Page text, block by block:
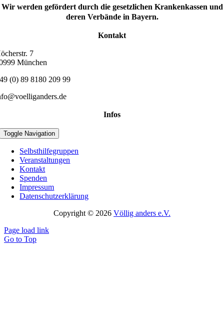
Wir werden gefördert durch die gesetzlichen Krankenkassen und
deren Verbände in Bayern.
Kontakt
7
München
(0) 89 8180 209 99
Infos
Toggle Navigation
Selbsthilfegruppen
Veranstaltungen
Kontakt
Spenden
Impressum
Datenschutzerklärung
Copyright © 2026 Völlig anders e.V.
Page load link
Go to Top